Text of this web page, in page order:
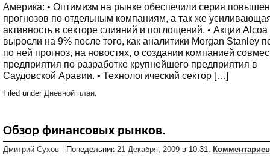
Америка: • Оптимизм на рынке обеспечили серия
прогнозов по отдельным компаниям, а так же
активность в секторе слияний и поглощений. • Акции Alcoa
выросли на 9% после того, как аналитики Morgan Stanley
по ней прогноз, на новостях, о создании компанией
предприятия по разработке крупнейшего предприятия в
Саудовской Аравии. • Технологический сектор […]
Filed under Дневной план.
Обзор финансовых рынков.
Дмитрий Сухов - Понедельник 21 Декабря 2009 в 10:31.